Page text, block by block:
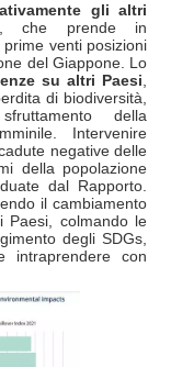
gli altri
che prende in
venti posizioni
del Giappone. Lo
su altri Paesi,
di biodiversità,
della
Intervenire
negative delle
della popolazione
dal Rapporto.
il cambiamento
Paesi, colmando le
degli SDGs,
intraprendere con